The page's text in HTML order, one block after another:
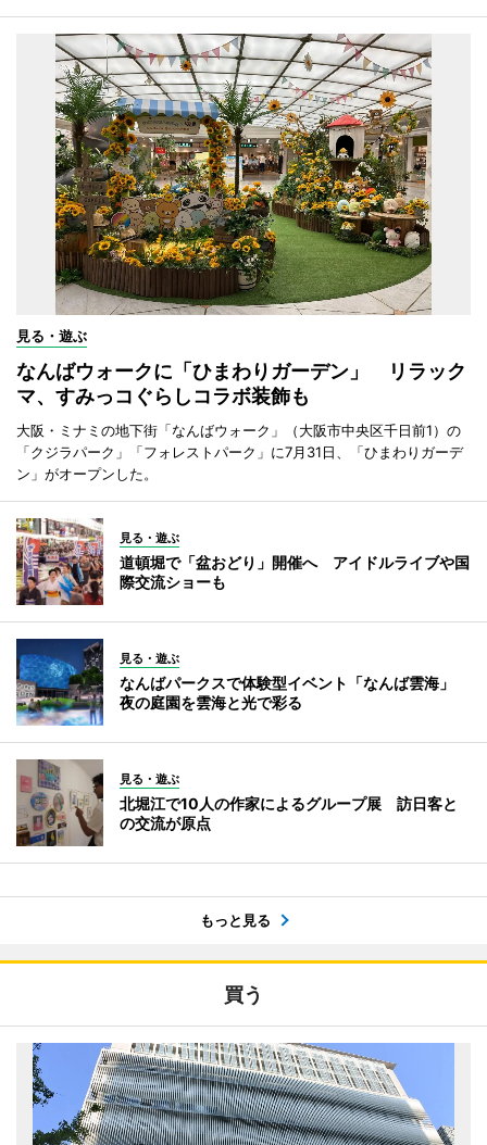
見る・遊ぶ
なんばウォークに「ひまわりガーデン」 リラック
マ、すみっコぐらしコラボ装飾も
大阪・ミナミの地下街「なんばウォーク」（大阪市中央区千日前1）の
「クジラパーク」「フォレストパーク」に7月31日、「ひまわりガーデ
ン」がオープンした。
見る・遊ぶ
道頓堀で「盆おどり」開催へ アイドルライブや国
際交流ショーも
見る・遊ぶ
なんばパークスで体験型イベント「なんば雲海」
夜の庭園を雲海と光で彩る
見る・遊ぶ
北堀江で10人の作家によるグループ展 訪日客と
の交流が原点
もっと見る
買う